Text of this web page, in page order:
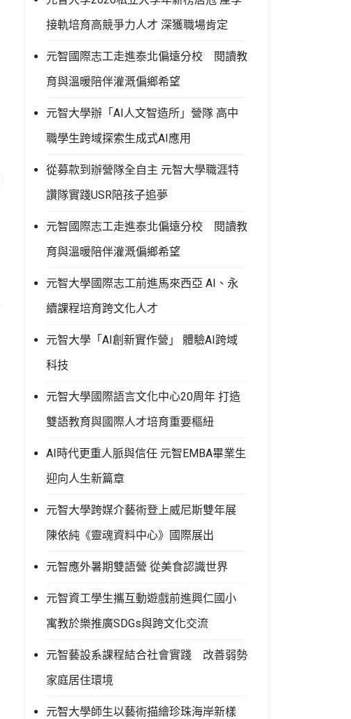
接軌培育高競爭力人才 深獲職場肯定
元智國際志工走進泰北偏遠分校 閱讀教
育與溫暖陪伴灌溉偏鄉希望
元智大學辦「AI人文智造所」營隊 高中
職學生跨域探索生成式AI應用
從募款到辦營隊全自主 元智大學職涯特
讚隊實踐USR陪孩子追夢
元智國際志工走進泰北偏遠分校 閱讀教
育與溫暖陪伴灌溉偏鄉希望
元智大學國際志工前進馬來西亞 AI、永
續課程培育跨文化人才
元智大學「AI創新實作營」 體驗AI跨域
科技
元智大學國際語言文化中心20周年 打造
雙語教育與國際人才培育重要樞紐
AI時代更重人脈與信任 元智EMBA畢業生
迎向人生新篇章
元智大學跨媒介藝術登上威尼斯雙年展
陳依純《靈魂資料中心》國際展出
元智應外暑期雙語營 從美食認識世界
元智資工學生攜互動遊戲前進興仁國小
寓教於樂推廣SDGs與跨文化交流
元智藝設系課程結合社會實踐 改善弱勢
家庭居住環境
元智大學師生以藝術描繪珍珠海岸新樣